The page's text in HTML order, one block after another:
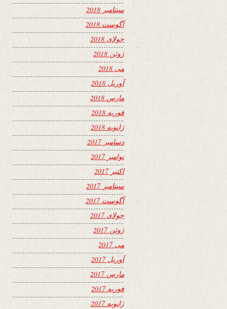
سپتامبر 2018
آگوست 2018
جولای 2018
ژوئن 2018
می 2018
آوریل 2018
مارس 2018
فوریه 2018
ژانویه 2018
دسامبر 2017
نوامبر 2017
اکتبر 2017
سپتامبر 2017
آگوست 2017
جولای 2017
ژوئن 2017
می 2017
آوریل 2017
مارس 2017
فوریه 2017
ژانویه 2017